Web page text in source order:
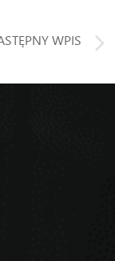
WPIS